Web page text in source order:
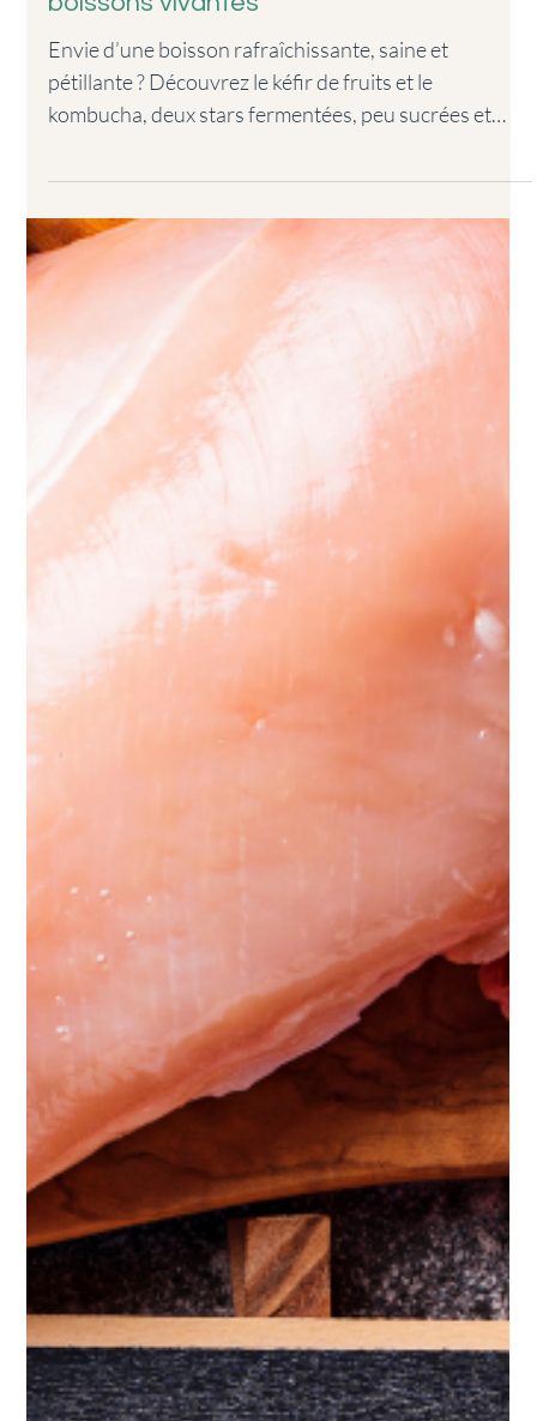
Kéfir & kombucha : le grand retour des
boissons vivantes
Envie d’une boisson rafraîchissante, saine et
pétillante ? Découvrez le kéfir de fruits et le
Quels bénéfices peut-on en attendre ? Comment les
préparer chez soi en toute simplicité ? Ces boissons
ancestrales reviennent aujourd’hui sur le devant de la
scène… et ce n’est pas un hasard.